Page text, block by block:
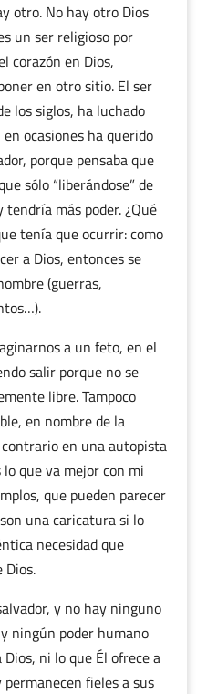
otro. No hay otro Dios
un ser religioso por
corazón en Dios,
en otro sitio. El ser
los siglos, ha luchado
ocasiones ha querido
porque pensaba que
sólo “liberándose” de
más poder. ¿Qué
tenía que ocurrir: como
a Dios, entonces se
(guerras,
a un feto, en el
salir porque no se
libre. Tampoco
en nombre de la
en una autopista
que va mejor con mi
que pueden parecer
una caricatura si lo
necesidad que
Dios.
y no hay ninguno
ningún poder humano
ni lo que Él ofrece a
fieles a sus